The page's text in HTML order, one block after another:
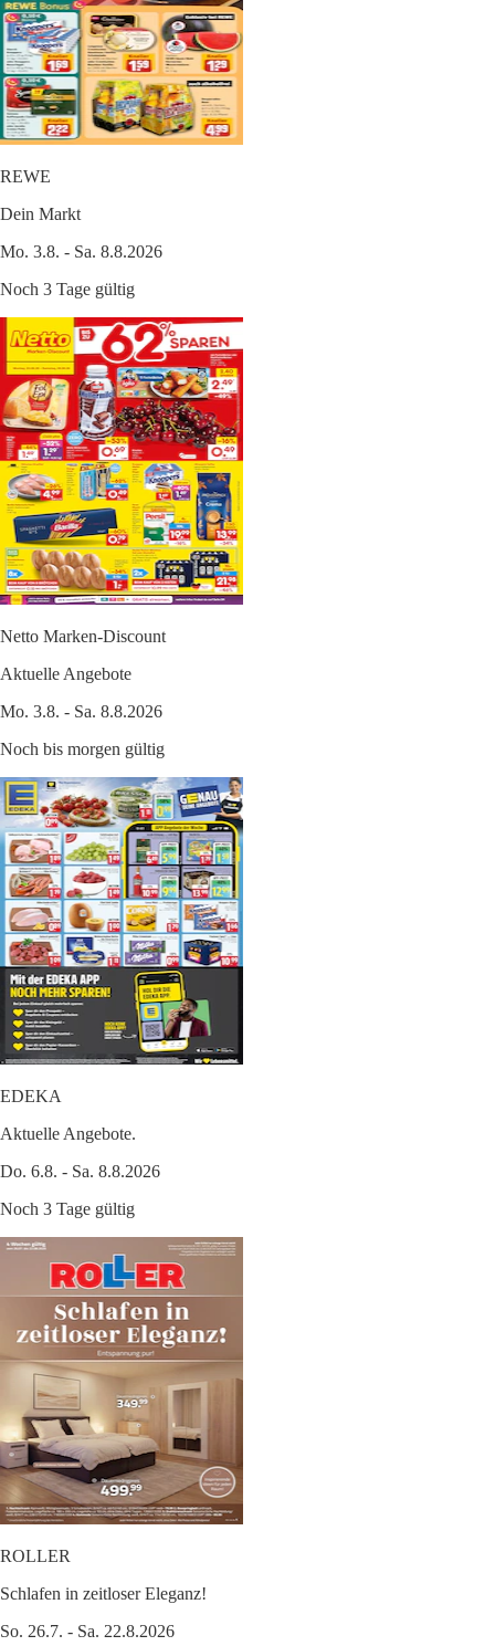
REWE
Dein Markt
Mo. 3.8. - Sa. 8.8.2026
Noch 3 Tage gültig
Netto Marken-Discount
Aktuelle Angebote
Mo. 3.8. - Sa. 8.8.2026
Noch bis morgen gültig
EDEKA
Aktuelle Angebote.
Do. 6.8. - Sa. 8.8.2026
Noch 3 Tage gültig
ROLLER
Schlafen in zeitloser Eleganz!
So. 26.7. - Sa. 22.8.2026